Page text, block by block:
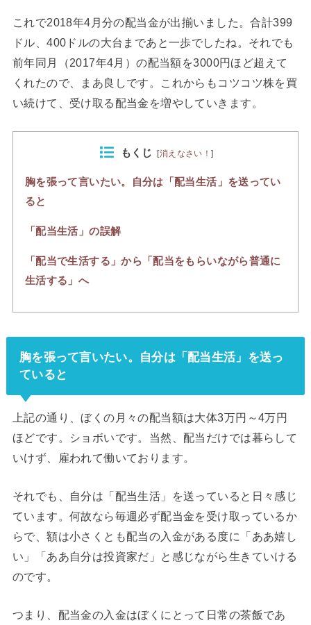
これで2018年4月分の配当金が出揃いました。合計399
ドル、400ドルの大台まであと一歩でしたね。それでも
前年同月（2017年4月）の配当額を3000円ほど超えて
くれたので、まあ良しです。これからもコツコツ株を買
い続けて、受け取る配当金を増やしていきます。
もくじ [消えなさい！]
胸を張って言いたい。自分は「配当生活」を送ってい
ると
「配当生活」の誤解
「配当で生活する」から「配当をもらいながら普通に
生活する」へ
胸を張って言いたい。自分は「配当生活」を送っ
ていると
上記の通り、ぼくの月々の配当額は大体3万円～4万円
ほどです。ショボいです。当然、配当だけでは暮らして
いけず、雇われて働いております。
それでも、自分は「配当生活」を送っていると日々感じ
ています。何故なら毎週必ず配当金を受け取っているか
らで、額は小さくとも配当の入金がある度に「ああ嬉し
い」「ああ自分は投資家だ」と感じながら生きていける
のです。
つまり、配当金の入金はぼくにとって日常の茶飯であ